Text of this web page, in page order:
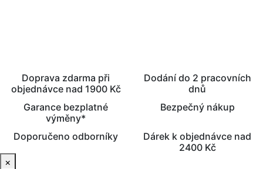
Doprava zdarma při
objednávce nad 1900 Kč
Dodání do 2 pracovních
dnů
Garance bezplatné
výměny*
Bezpečný nákup
Doporučeno odborníky
Dárek k objednávce nad
2400 Kč
×